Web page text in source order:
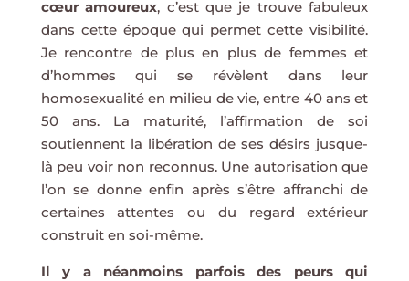
cœur amoureux, c’est que je trouve fabuleux
dans cette époque qui permet cette visibilité.
Je rencontre de plus en plus de femmes et
d’hommes qui se révèlent dans leur
homosexualité en milieu de vie, entre 40 ans et
50 ans. La maturité, l’affirmation de soi
soutiennent la libération de ses désirs jusque-
là peu voir non reconnus. Une autorisation que
l’on se donne enfin après s’être affranchi de
certaines attentes ou du regard extérieur
construit en soi-même.
Il y a néanmoins parfois des peurs qui